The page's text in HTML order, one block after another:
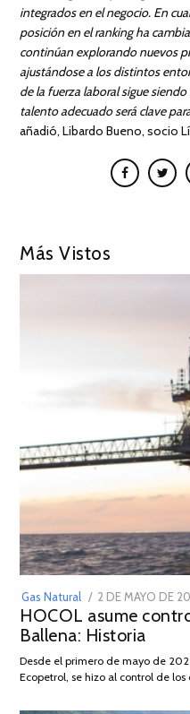
integrados en el negocio. En
posición en el ranking ha
continúan explorando nuevos
ajustándose a los distintos
de la fuerza laboral sigue
talento adecuado será clave
añadió, Libardo Bueno, socio
Más Vistos
Gas Natural
POSTED
ON
2 DE MAYO DE
HOCOL asume
Ballena: Historia
Desde el primero de mayo de
Ecopetrol, se hizo al control de los